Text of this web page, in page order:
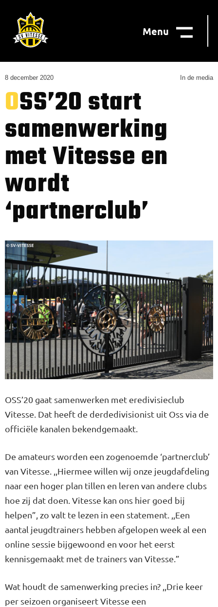
Menu
8 december 2020 In de media
OSS’20 start
samenwerking
met Vitesse en
wordt
‘partnerclub’
OSS’20 gaat samenwerken met eredivisieclub
Vitesse. Dat heeft de derdedivisionist uit Oss via de
officiële kanalen bekendgemaakt.
De amateurs worden een zogenoemde ‘partnerclub’
van Vitesse. ,,Hiermee willen wij onze jeugdafdeling
naar een hoger plan tillen en leren van andere clubs
hoe zij dat doen. Vitesse kan ons hier goed bij
helpen”, zo valt te lezen in een statement. ,,Een
aantal jeugdtrainers hebben afgelopen week al een
online sessie bijgewoond en voor het eerst
kennisgemaakt met de trainers van Vitesse.”
Wat houdt de samenwerking precies in? ,,Drie keer
per seizoen organiseert Vitesse een